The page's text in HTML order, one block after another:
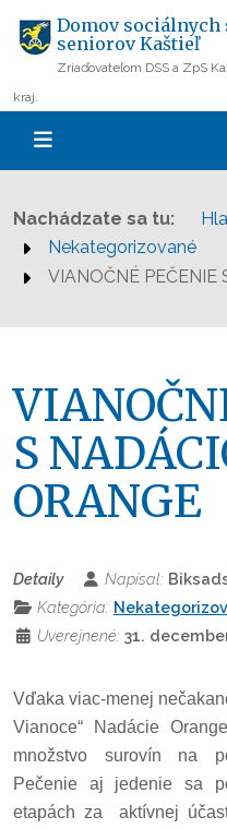
Domov sociálnych
seniorov Kaštieľ
Zriaďovateľom DSS a ZpS
kraj.
Nachádzate sa tu:
Nekategorizované
VIANOČNÉ PEČENIE
S
ORANGE
Detaily Napísal:
Kategória:
Uverejnené: 31.
Vďaka viac-menej
Vianoce“
Nadácie
množstvo surovín na
Pečenie aj jedenie sa
etapách za
aktívnej